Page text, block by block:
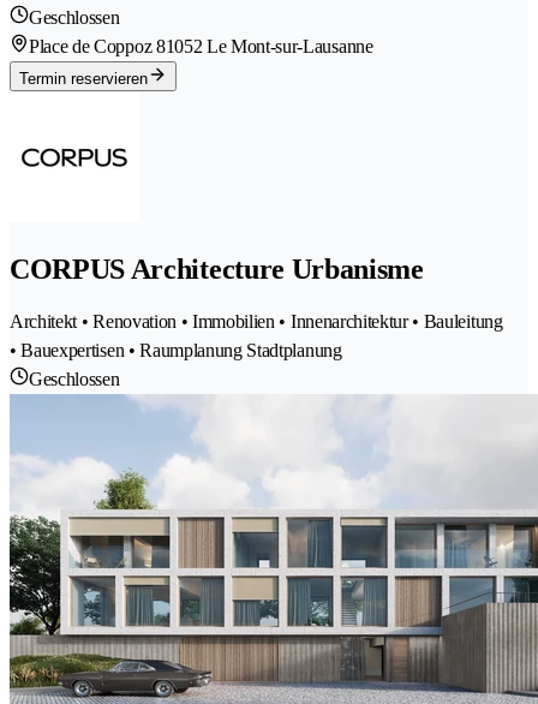
Geschlossen
Place de Coppoz 81052 Le Mont-sur-Lausanne
Termin reservieren
CORPUS Architecture Urbanisme
Architekt • Renovation • Immobilien • Innenarchitektur • Bauleitung
• Bauexpertisen • Raumplanung Stadtplanung
Geschlossen